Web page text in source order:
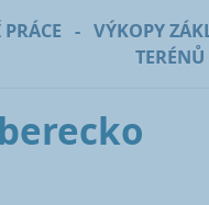
PRÁCE - VÝKOPY